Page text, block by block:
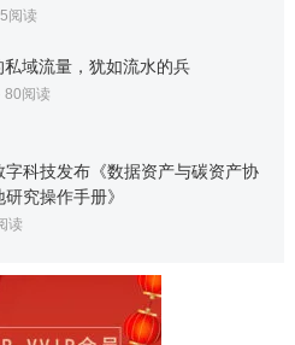
阅读
私域流量，犹如流水的兵
80阅读
字科技发布《数据资产与碳资产协
究操作手册》
读